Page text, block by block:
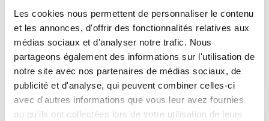
Les cookies nous permettent de personnaliser le contenu
et les annonces, d'offrir des fonctionnalités relatives aux
médias sociaux et d'analyser notre trafic. Nous
partageons également des informations sur l'utilisation de
notre site avec nos partenaires de médias sociaux, de
publicité et d'analyse, qui peuvent combiner celles-ci
avec d'autres informations que vous leur avez fournies
ou qu'ils ont collectées lors de votre utilisation de leurs
Les questions / réponses
Pas encore de questions
Connectez vous pour poser votre question
Produits complémentaires